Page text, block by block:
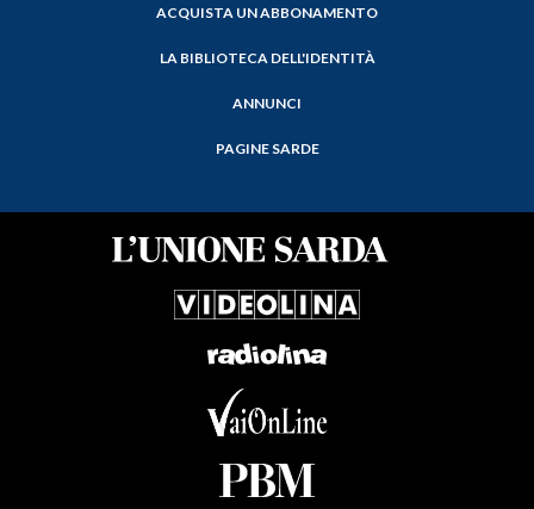
ACQUISTA UN ABBONAMENTO
LA BIBLIOTECA DELL'IDENTITÀ
ANNUNCI
PAGINE SARDE